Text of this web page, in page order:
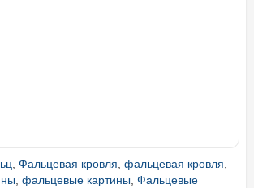
, Фальцевая кровля, фальцевая кровля,
, фальцевые картины, Фальцевые